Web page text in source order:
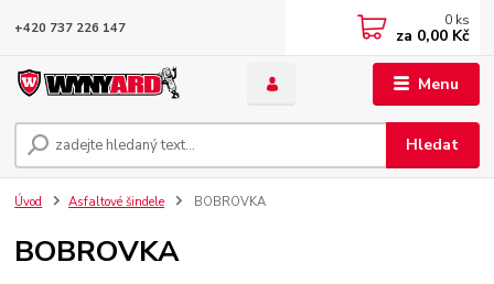
Menu
Hledat
+420 737 226 147 0 ks
za 0,00 Kč
Úvod Asfaltové šindele BOBROVKA
BOBROVKA